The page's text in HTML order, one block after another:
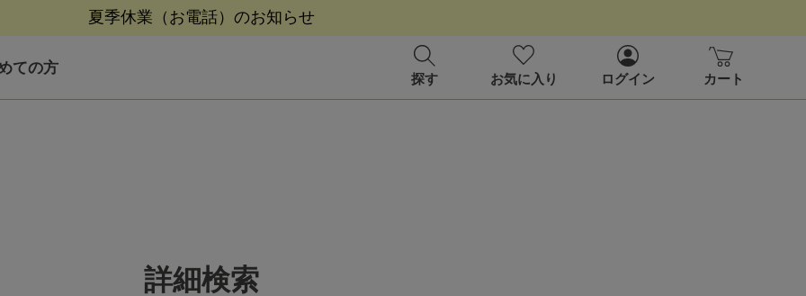
【クリアランスセール】人気パジャマが追加！
夏季休業（お電話）のお知らせ
熊本地震等の影響によるお荷物配送について
【クリアランスセール】人気パジャマが追加！
夏季休業（お電話）のお知らせ
ての方
ログイン カート
お気に入り
探す
詳細検索